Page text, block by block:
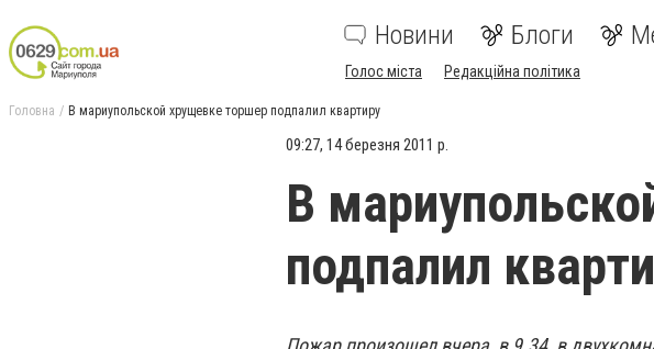
Новини Блоги
Голос міста Редакційна політика
Головна В мариупольской хрущевке торшер подпалил квартиру
09:27, 14 березня 2011 р.
В
подпалил